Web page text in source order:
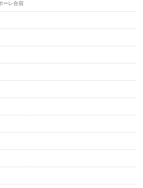
ーレ合宿